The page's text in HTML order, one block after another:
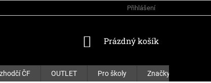
Přihlášení
NÁKUPNÍ
Prázdný košík
ČF OUTLET Pro školy Značky